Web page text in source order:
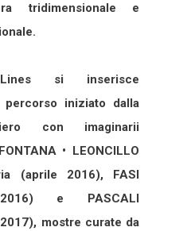
tridimensionale e
si inserisce
percorso iniziato dalla
con imaginarii
• LEONCILLO
(aprile 2016), FASI
2016) e PASCALI
mostre curate da